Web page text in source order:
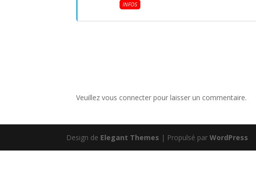
INFOS
Veuillez vous connecter pour laisser un commentaire.
Design de Elegant Themes | Propulsé parWordPress